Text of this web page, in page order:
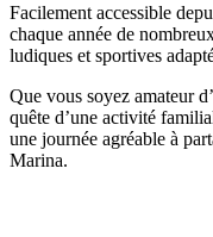
Facilement accessible
chaque année de
ludiques et sportives
Que vous soyez amateur
quête d’une activité
une journée agréable à
Marina.